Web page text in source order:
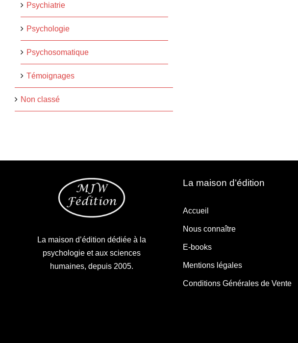
Psychiatrie
Psychologie
Psychosomatique
Témoignages
Non classé
La maison d’édition dédiée à la
psychologie et aux sciences
humaines, depuis 2005.
La maison d’édition
Accueil
Nous connaître
E-books
Mentions légales
Conditions Générales de Vente